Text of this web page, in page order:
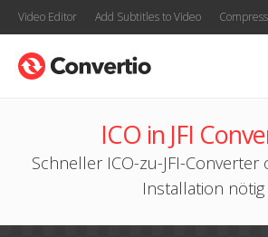
Video Editor Add Subtitles to Video
ICO in JFI
Schneller ICO-zu-JFI-
Installation nötig